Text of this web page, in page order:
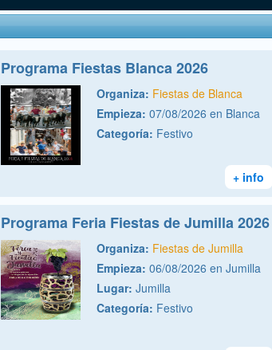
Programa Fiestas Blanca 2026
Organiza: Fiestas de Blanca
Empieza: 07/08/2026 en Blanca
Categoría: Festivo
+ info
Programa Feria Fiestas de Jumilla 2026
Organiza: Fiestas de Jumilla
Empieza: 06/08/2026 en Jumilla
Lugar: Jumilla
Categoría: Festivo